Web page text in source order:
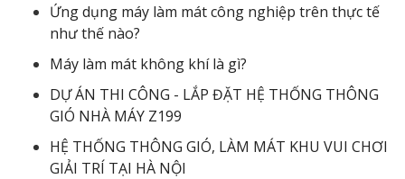
Ứng dụng máy làm mát công nghiệp trên thực tế
như thế nào?
Máy làm mát không khí là gì?
DỰ ÁN THI CÔNG - LẮP ĐẶT HỆ THỐNG THÔNG
GIÓ NHÀ MÁY Z199
HỆ THỐNG THÔNG GIÓ, LÀM MÁT KHU VUI CHƠI
GIẢI TRÍ TẠI HÀ NỘI